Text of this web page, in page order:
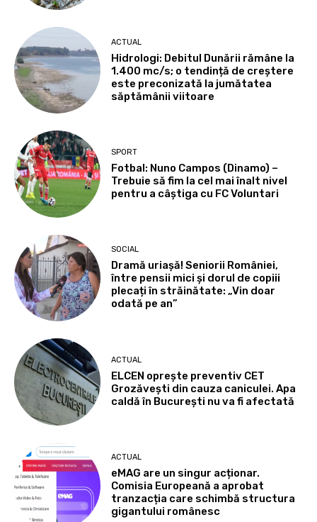
ACTUAL
Hidrologi: Debitul Dunării rămâne la
1.400 mc/s; o tendință de creștere
este preconizată la jumătatea
săptămânii viitoare
SPORT
Fotbal: Nuno Campos (Dinamo) –
Trebuie să fim la cel mai înalt nivel
pentru a câștiga cu FC Voluntari
SOCIAL
Dramă uriașă! Seniorii României,
între pensii mici și dorul de copiii
plecați în străinătate: „Vin doar
odată pe an”
ACTUAL
ELCEN oprește preventiv CET
Grozăvești din cauza caniculei. Apa
caldă în București nu va fi afectată
ACTUAL
eMAG are un singur acționar.
Comisia Europeană a aprobat
tranzacția care schimbă structura
gigantului românesc